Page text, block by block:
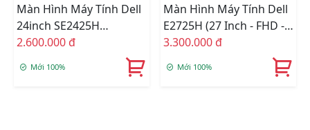
Màn Hình Máy Tính Dell
24inch SE2425H
(75Hz/VGA/HDMI/LED)
2.600.000 đ
Mới 100%
Màn Hình Máy Tính Dell
E2725H (27 Inch - FHD -
VA - 75Hz - 5ms)-Vat
3.300.000 đ
Mới 100%